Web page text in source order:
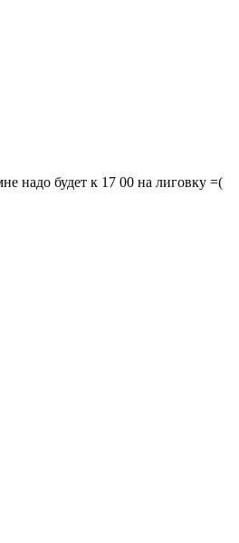
надо будет к 17 00 на лиговку =(